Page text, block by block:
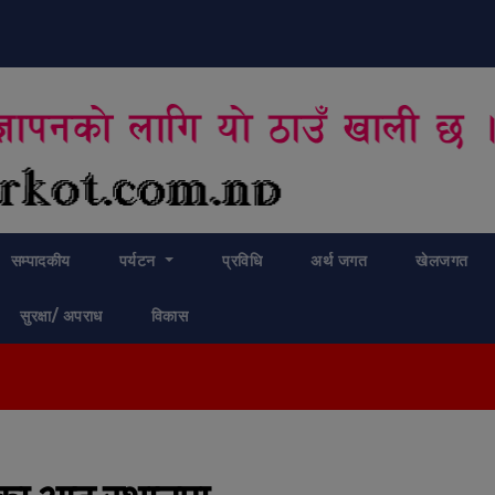
सम्पादकीय पर्यटन प्रविधि अर्थ जगत खेलजगत
सुरक्षा/ अपराध विकास